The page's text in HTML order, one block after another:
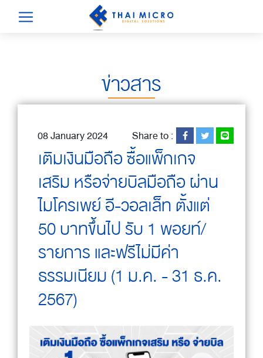
ข่าวสาร
08 January 2024 Share to :
เติมเงินมือถือ ซื้อแพ็กเกจ
เสริม หรือจ่ายบิลมือถือ ผ่าน
ไมโครเพย์ อี-วอลเล็ท ตั้งแต่
50 บาทขึ้นไป รับ 1 พอยท์/
รายการ และฟรีไม่มีค่า
ธรรมเนียม (1 ม.ค. - 31 ธ.ค.
2567)